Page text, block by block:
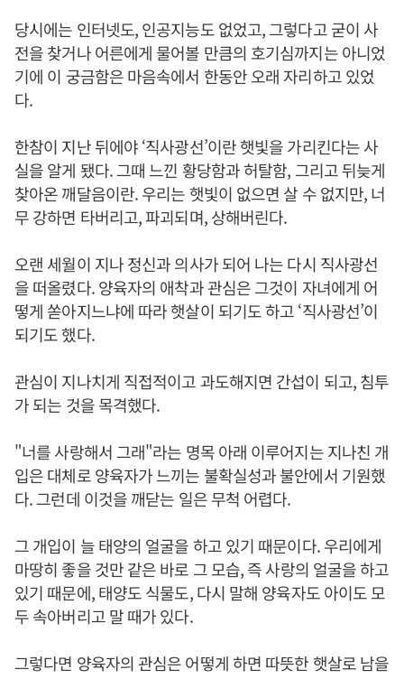
당시에는 인터넷도, 인공지능도 없었고, 그렇다고 굳이 사
전을 찾거나 어른에게 물어볼 만큼의 호기심까지는 아니었
기에 이 궁금함은 마음속에서 한동안 오래 자리하고 있었
다.
한참이 지난 뒤에야 ‘직사광선’이란 햇빛을 가리킨다는 사
실을 알게 됐다. 그때 느낀 황당함과 허탈함, 그리고 뒤늦게
찾아온 깨달음이란. 우리는 햇빛이 없으면 살 수 없지만, 너
무 강하면 타버리고, 파괴되며, 상해버린다.
오랜 세월이 지나 정신과 의사가 되어 나는 다시 직사광선
을 떠올렸다. 양육자의 애착과 관심은 그것이 자녀에게 어
떻게 쏟아지느냐에 따라 햇살이 되기도 하고 ‘직사광선’이
되기도 했다.
관심이 지나치게 직접적이고 과도해지면 간섭이 되고, 침투
가 되는 것을 목격했다.
"너를 사랑해서 그래"라는 명목 아래 이루어지는 지나친 개
입은 대체로 양육자가 느끼는 불확실성과 불안에서 기원했
다. 그런데 이것을 깨닫는 일은 무척 어렵다.
그 개입이 늘 태양의 얼굴을 하고 있기 때문이다. 우리에게
마땅히 좋을 것만 같은 바로 그 모습, 즉 사랑의 얼굴을 하고
있기 때문에, 태양도 식물도, 다시 말해 양육자도 아이도 모
두 속아버리고 말 때가 있다.
그렇다면 양육자의 관심은 어떻게 하면 따뜻한 햇살로 남을